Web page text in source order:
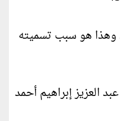
هو سبب تسميته
العزيز إبراهيم أحمد